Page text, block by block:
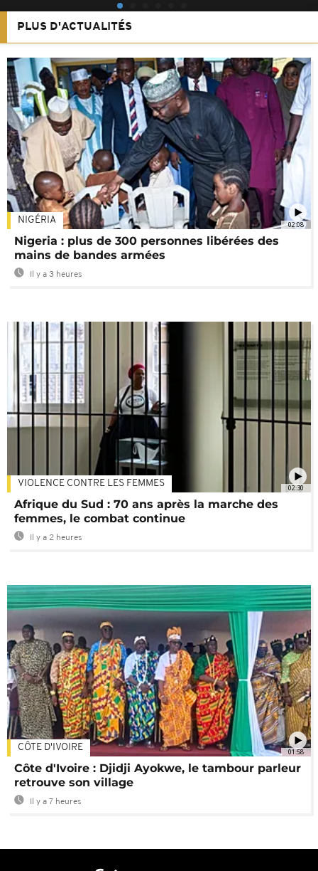
PLUS D'ACTUALITÉS
02:08
NIGÉRIA
Nigeria : plus de 300 personnes libérées des
mains de bandes armées
Il y a 3 heures
02:30
VIOLENCE CONTRE LES FEMMES
Afrique du Sud : 70 ans après la marche des
femmes, le combat continue
Il y a 2 heures
01:58
CÔTE D'IVOIRE
Côte d'Ivoire : Djidji Ayokwe, le tambour parleur
retrouve son village
Il y a 7 heures